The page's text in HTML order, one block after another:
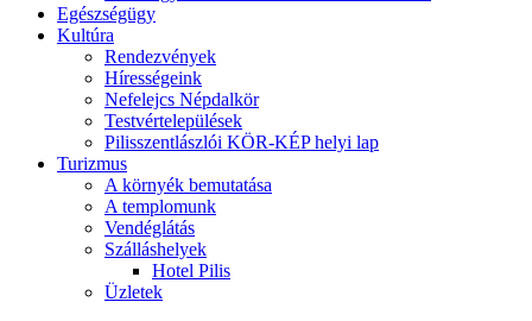
Egészségügy
Kultúra
Rendezvények
Hírességeink
Nefelejcs Népdalkör
Testvértelepülések
Pilisszentlászlói KÖR-KÉP helyi lap
Turizmus
A környék bemutatása
A templomunk
Vendéglátás
Szálláshelyek
Hotel Pilis
Üzletek